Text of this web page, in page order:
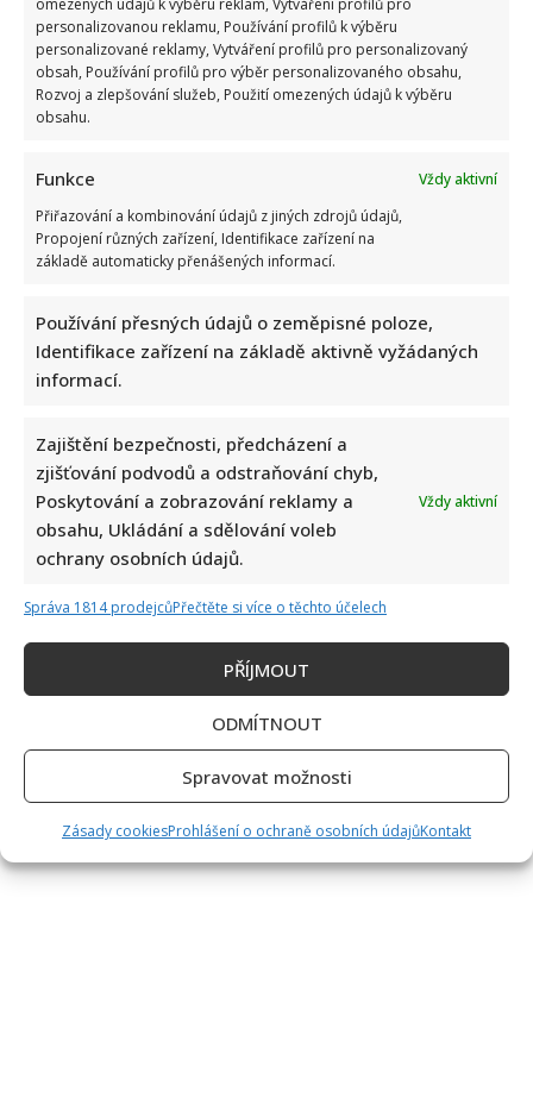
omezených údajů k výběru reklam, Vytváření profilů pro
personalizovanou reklamu, Používání profilů k výběru
personalizované reklamy, Vytváření profilů pro personalizovaný
obsah, Používání profilů pro výběr personalizovaného obsahu,
Rozvoj a zlepšování služeb, Použití omezených údajů k výběru
obsahu.
Funkce
Vždy aktivní
Přiřazování a kombinování údajů z jiných zdrojů údajů,
Propojení různých zařízení, Identifikace zařízení na
základě automaticky přenášených informací.
Používání přesných údajů o zeměpisné poloze,
Identifikace zařízení na základě aktivně vyžádaných
informací.
Zajištění bezpečnosti, předcházení a
zjišťování podvodů a odstraňování chyb,
Poskytování a zobrazování reklamy a
obsahu, Ukládání a sdělování voleb
ochrany osobních údajů.
Vždy aktivní
Správa 1814 prodejcůPřečtěte si více o těchto účelech
PŘÍJMOUT
ODMÍTNOUT
Spravovat možnosti
Zásady cookiesProhlášení o ochraně osobních údajůKontakt
Hložka
rozčílila
zrada
při
natáčení
filmu
Slunce,
seno
facek.
píseň
sotva
použili
Stanislav Hložek prozradil, čeho v životě nejvíce
lituje. Těžce vzpomíná i na rozvod a smrt syna
Richard Touš
třicet let. Prošel si životními vzlety i pády. Dnes je...
VíceRead
more
about
Stanislav
Hložek
prozradil,
v
životě
i
a